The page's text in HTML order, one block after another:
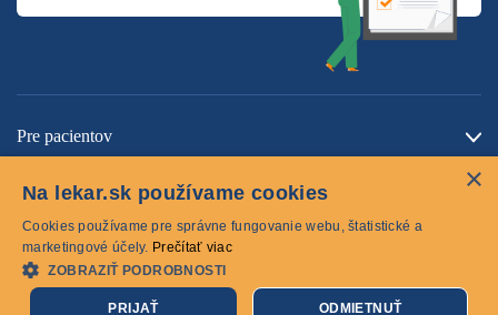
Pre pacientov
Cookies
×
Na lekar.sk používame cookies
Cookies používame pre správne fungovanie webu, štatistické a
marketingové účely. Prečítať viac
ZOBRAZIŤ PODROBNOSTI
PRIJAŤ ODMIETNUŤ